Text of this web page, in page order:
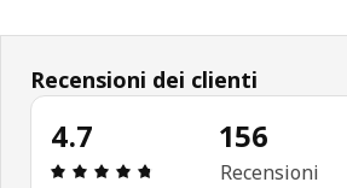
Recensioni dei clienti
4.7
Recensione: 4.7 di 5
156
Recensioni